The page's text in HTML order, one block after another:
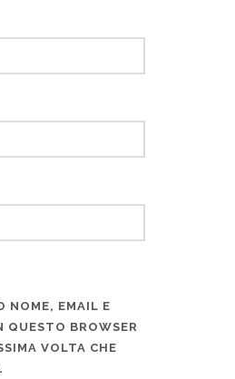
NOME, EMAIL E
QUESTO BROWSER
VOLTA CHE